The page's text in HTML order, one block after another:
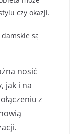
czy okazji.
są
nosić
jak i na
z